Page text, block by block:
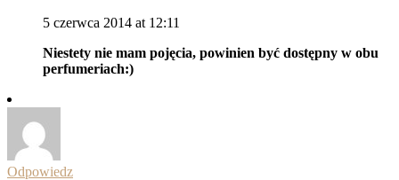
5 czerwca 2014 at 12:11
Niestety nie mam pojęcia, powinien być dostępny w obu
perfumeriach:)
Odpowiedz